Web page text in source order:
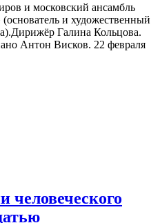
и московский ансамбль
и художественный
Галина Кольцова.
Антон Висков. 22 февраля
человеческого